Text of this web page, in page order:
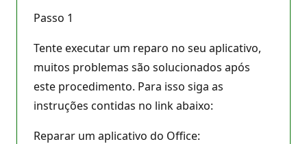
Passo 1
Tente executar um reparo no seu aplicativo,
muitos problemas são solucionados após
este procedimento. Para isso siga as
instruções contidas no link abaixo:
Reparar um aplicativo do Office: